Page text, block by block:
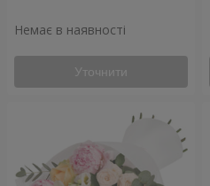
Немає в наявності
Уточнити